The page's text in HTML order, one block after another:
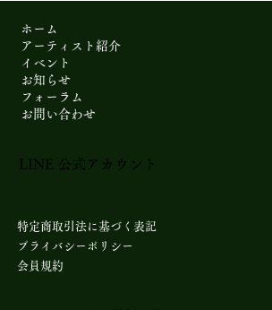
ホーム
アーティスト紹介
イベント
お知らせ
フォーラム
お問い合わせ
LINE 公式アカウント​
特定商取引法に基づく表記
プライバシーポリシー
会員規約